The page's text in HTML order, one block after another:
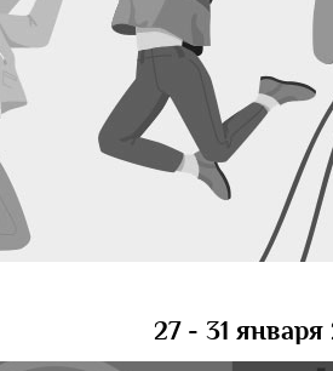
27 - 31 января